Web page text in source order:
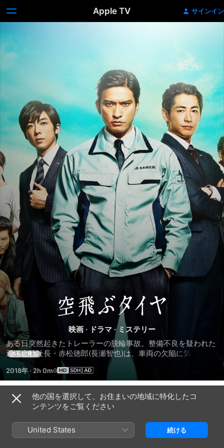
Apple TV サインイン
空
飛
ぶ
タ
イ
ヤ
映画 · ドラマ · ミステリー
ある日突然起きたトレーラーの脱輪事故。整備不良を疑われた
運送会社社長・赤松徳郎(長瀬智也)は、車両の欠陥に気づき、
製造元である大手自動車会社のホープ自動車カスタマー戦略課
課長・沢田悠太(ディーン・フジオカ)に再調査を要求。同じ
頃、ホープ銀行の本店営業本部・井崎一亮(高橋一生)は、グル
ープ会社であるホープ自動車の経営計画に疑問を抱き、独自の
調査を開始する。それぞれが突き止めた先にあった真実は大企
業の“リコール隠し”―。果たしてそれは事故なのか、事件なの
か。
さらに見る
2018年 · 2h 0m
予告編
他の国を選択して、お住まいの地域に特化したコ
ンテンツをご覧ください
United States 続ける